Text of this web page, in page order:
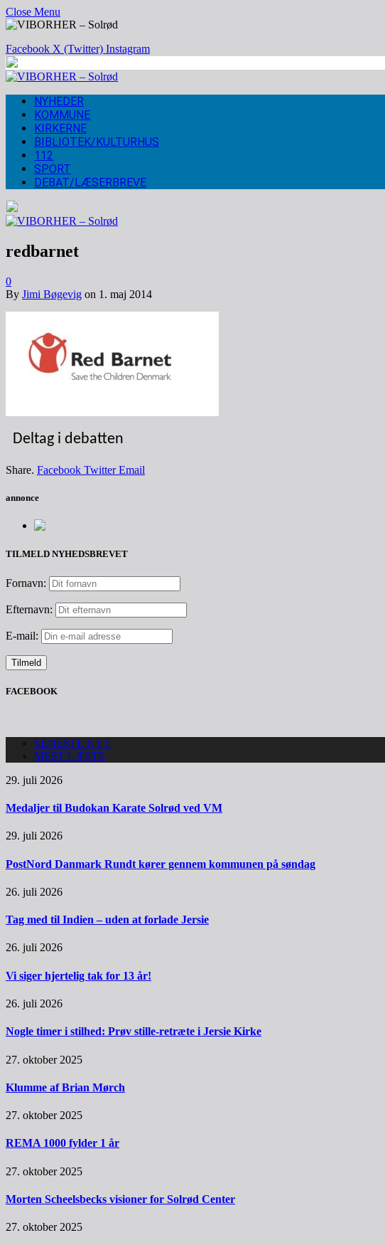
Close Menu
Facebook X (Twitter) Instagram
NYHEDER
KOMMUNE
KIRKERNE
BIBLIOTEK/KULTURHUS
112
SPORT
DEBAT/LÆSERBREVE
redbarnet
0
By Jimi Bøgevig on 1. maj 2014
Deltag i debatten
Share. Facebook Twitter Email
annonce
TILMELD NYHEDSBREVET
Fornavn:
Efternavn:
E-mail:
FACEBOOK
SENESTE NYT
MEST LÆSTE
29. juli 2026
Medaljer til Budokan Karate Solrød ved VM
29. juli 2026
PostNord Danmark Rundt kører gennem kommunen på søndag
26. juli 2026
Tag med til Indien – uden at forlade Jersie
26. juli 2026
Vi siger hjertelig tak for 13 år!
26. juli 2026
Nogle timer i stilhed: Prøv stille-retræte i Jersie Kirke
27. oktober 2025
Klumme af Brian Mørch
27. oktober 2025
REMA 1000 fylder 1 år
27. oktober 2025
Morten Scheelsbecks visioner for Solrød Center
27. oktober 2025